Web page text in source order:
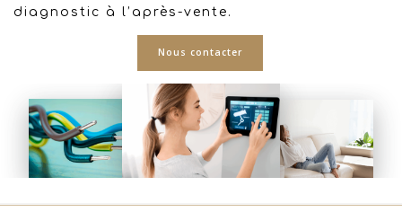
diagnostic à l’après-vente.
Nous contacter